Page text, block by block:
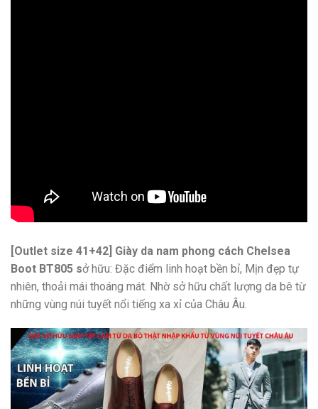
[Outlet size 41+42] Giày da nam phong cách Chelsea
Boot BT805 sở hữu: Đặc điểm linh hoạt bền bỉ, Mịn đẹp tự
nhiên, thoải mái thoáng mát. Nhờ sở hữu chất lượng da bê từ
những vùng núi tuyết nổi tiếng xa xỉ của Châu Âu.